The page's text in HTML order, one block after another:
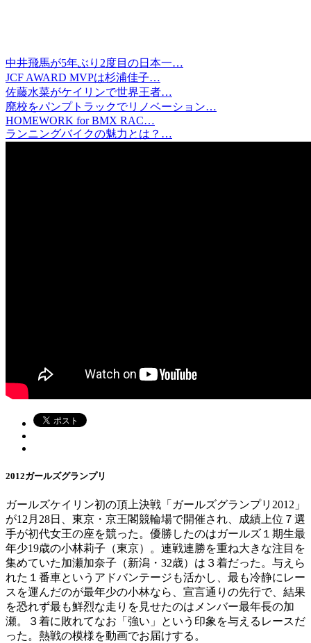
中井飛馬が5年ぶり2度目の日本一…
JCF AWARD MVPは杉浦佳子…
佐藤水菜がケイリンで世界王者…
廃校をパンプトラックでリノベーション…
HOMEWORK for BMX RAC…
ランニングバイクの魅力とは？…
2012ガールズグランプリ
ガールズケイリン初の頂上決戦「ガールズグランプリ2012」
が12月28日、東京・京王閣競輪場で開催され、成績上位７選
手が初代女王の座を競った。優勝したのはガールズ１期生最
年少19歳の小林莉子（東京）。連戦連勝を重ね大きな注目を
集めていた加瀬加奈子（新潟・32歳）は３着だった。与えら
れた１番車というアドバンテージも活かし、最も冷静にレー
スを運んだのが最年少の小林なら、宣言通りの先行で、結果
を恐れず最も鮮烈な走りを見せたのはメンバー最年長の加
瀬。３着に敗れてなお「強い」という印象を与えるレースだ
った。熱戦の模様を動画でお届けする。